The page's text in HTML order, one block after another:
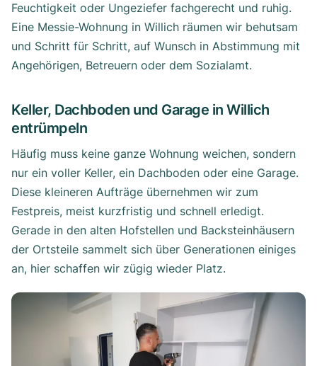
Feuchtigkeit oder Ungeziefer fachgerecht und ruhig.
Eine Messie-Wohnung in Willich räumen wir behutsam
und Schritt für Schritt, auf Wunsch in Abstimmung mit
Angehörigen, Betreuern oder dem Sozialamt.
Keller, Dachboden und Garage in Willich
entrümpeln
Häufig muss keine ganze Wohnung weichen, sondern
nur ein voller Keller, ein Dachboden oder eine Garage.
Diese kleineren Aufträge übernehmen wir zum
Festpreis, meist kurzfristig und schnell erledigt.
Gerade in den alten Hofstellen und Backsteinhäusern
der Ortsteile sammelt sich über Generationen einiges
an, hier schaffen wir zügig wieder Platz.